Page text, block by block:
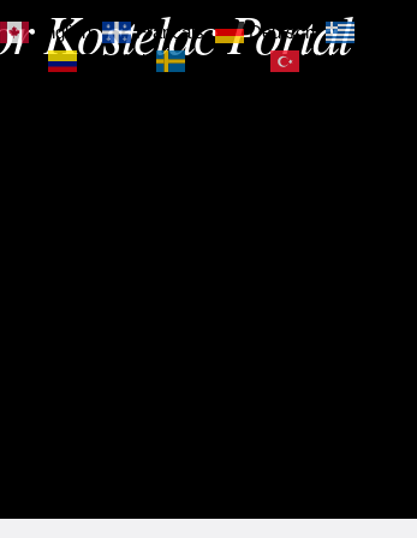
Kostelac Portal
English Français Deutsch
Español Svenska Türkçe